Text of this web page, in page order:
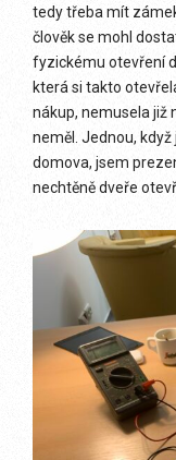
tedy třeba mít
člověk se mohl
fyzickému otevření
která si takto
nákup, nemusela již
neměl. Jednou,
domova, jsem
nechtěně dveře